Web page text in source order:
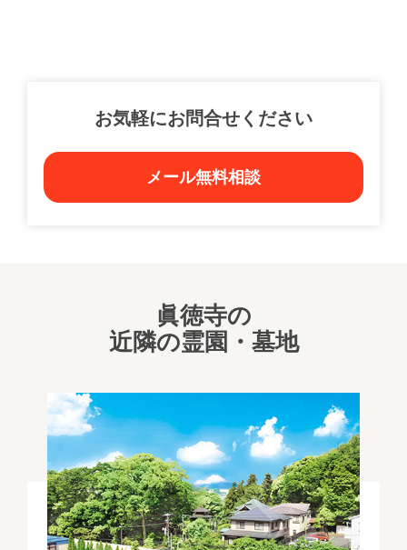
お気軽にお問合せください
メール無料相談
眞徳寺の
近隣の霊園・墓地